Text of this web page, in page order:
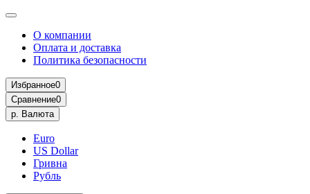
О компании
Оплата и доставка
Политика безопасности
Избранное0
Сравнение0
р. Валюта
Euro
US Dollar
Гривна
Рубль